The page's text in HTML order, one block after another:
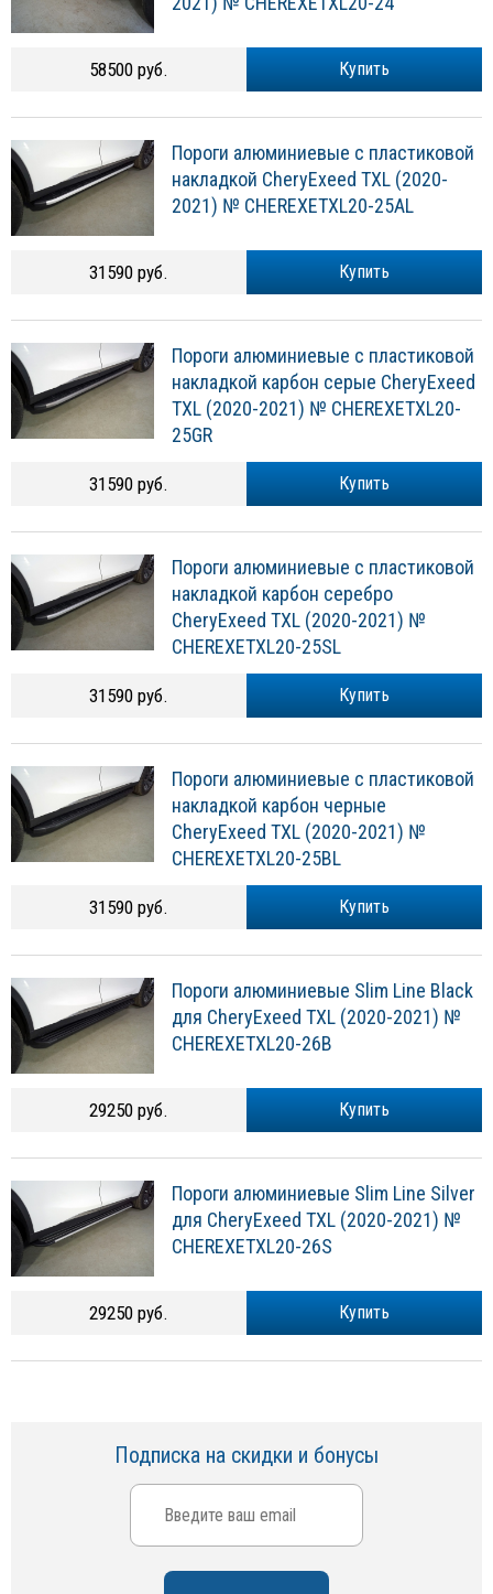
Купить
58500 руб.
Пороги алюминиевые с пластиковой
накладкой CheryExeed TXL (2020-
2021) № CHEREXETXL20-25AL
Купить
31590 руб.
Пороги алюминиевые с пластиковой
накладкой карбон серые CheryExeed
TXL (2020-2021) № CHEREXETXL20-
25GR
Купить
31590 руб.
Пороги алюминиевые с пластиковой
накладкой карбон серебро
CheryExeed TXL (2020-2021) №
CHEREXETXL20-25SL
Купить
31590 руб.
Пороги алюминиевые с пластиковой
накладкой карбон черные
CheryExeed TXL (2020-2021) №
CHEREXETXL20-25BL
Купить
31590 руб.
Пороги алюминиевые Slim Line Black
для CheryExeed TXL (2020-2021) №
CHEREXETXL20-26B
Купить
29250 руб.
Пороги алюминиевые Slim Line Silver
для CheryExeed TXL (2020-2021) №
CHEREXETXL20-26S
Купить
29250 руб.
Подписка на скидки и бонусы